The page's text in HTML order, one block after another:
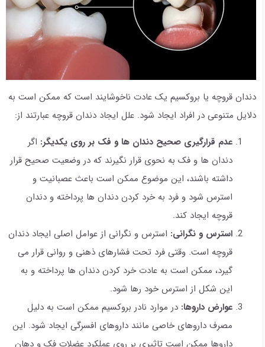
دندان قروچه یا بروکسیم یک عادت ناخوشایند است که ممکن است به
دلایل متنوعی در افراد ایجاد شود. علل ایجاد دندان قروچه عبارتند از:
عدم قرارگیری صحیح دندان ها و فک بر روی یکدیگر: اگر
دندان ها و فک به نحوی قرار نگیرند که در وضعیت صحیح قرار
داشته باشند، این موضوع ممکن است باعث عصبانیت و
استرس شود و فرد به خرد کردن دندان ها پرداخته و دندان
قروچه ایجاد کند.
استرس و نگرانی: استرس و نگرانی از عوامل اصلی ایجاد دندان
قروچه است. وقتی فرد تحت فشارهای ذهنی و روانی قرار می
گیرد، ممکن است به عادت خرد کردن دندان ها پرداخته و به
این شکل از استرس خود رها شود.
عوارض داروها: در موارد نادر بروکسیم ممکن است به دلیل
مصرف داروهای خاصی مانند داروهای افسرگی ایجاد شود. این